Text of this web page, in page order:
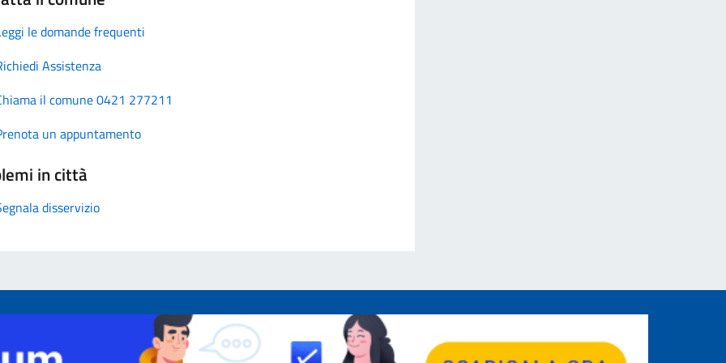
le domande frequenti
Assistenza
il comune 0421 277211
un appuntamento
in città
disservizio